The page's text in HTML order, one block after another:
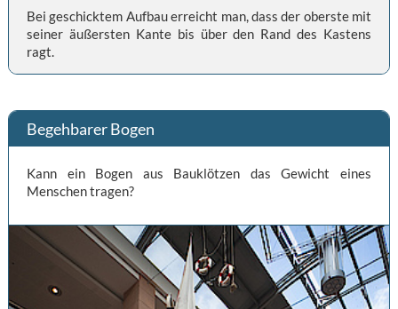
Bei geschicktem Aufbau erreicht man, dass der oberste mit
seiner äußersten Kante bis über den Rand des Kastens
ragt.
Begehbarer Bogen
Kann ein Bogen aus Bauklötzen das Gewicht eines
Menschen tragen?